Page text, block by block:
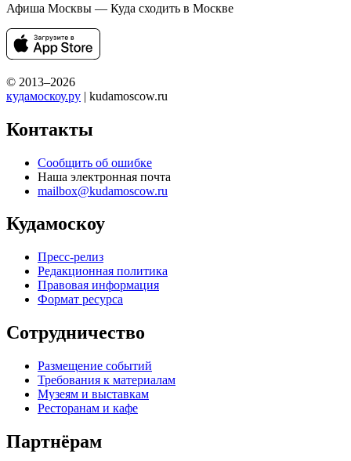
Афиша Москвы — Куда сходить в Москве
© 2013–2026
кудамоскоу.ру | kudamoscow.ru
Контакты
Сообщить об ошибке
Наша электронная почта
mailbox@kudamoscow.ru
Кудамоскоу
Пресс-релиз
Редакционная политика
Правовая информация
Формат ресурса
Сотрудничество
Размещение событий
Требования к материалам
Музеям и выставкам
Ресторанам и кафе
Партнёрам